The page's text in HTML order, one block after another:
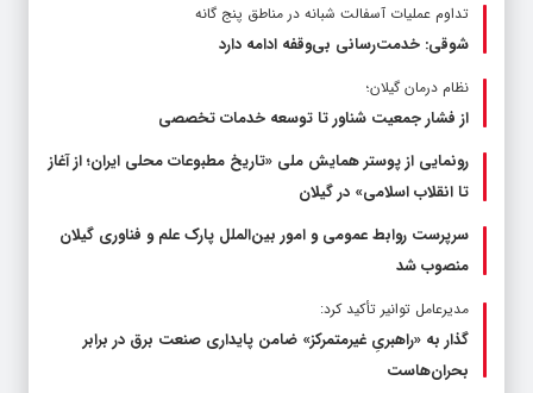
تداوم عملیات آسفالت‌ شبانه در مناطق پنج گانه
شوقی: خدمت‌رسانی بی‌وقفه ادامه دارد
نظام درمان گیلان؛
از فشار جمعیت شناور تا توسعه خدمات تخصصی
رونمایی از پوستر همایش ملی «تاریخ مطبوعات محلی ایران؛ از آغاز
تا انقلاب اسلامی» در گیلان
سرپرست روابط عمومی و امور بین‌الملل پارک علم و فناوری گیلان
منصوب شد
مدیرعامل توانیر تأکید کرد:
گذار به «راهبریِ غیرمتمرکز» ضامن پایداری صنعت برق در برابر
بحران‌هاست